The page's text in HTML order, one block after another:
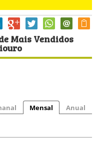
Mais Vendidos
Mensal Anual